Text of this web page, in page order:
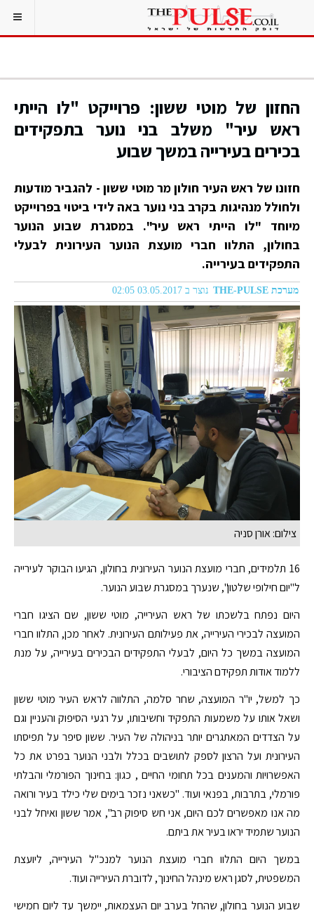
החזון של מוטי ששון: פרוייקט "לו הייתי
ראש עיר" משלב בני נוער בתפקידים
בכירים בעירייה במשך שבוע
חזונו של ראש העיר חולון מר מוטי ששון - להגביר מודעות
ולחולל מנהיגות בקרב בני נוער באה לידי ביטוי בפרוייקט
מיוחד "לו הייתי ראש עיר". במסגרת שבוע הנוער
בחולון, התלוו חברי מועצת הנוער העירונית לבעלי
התפקידים בעירייה.
מערכת THE-PULSE נוצר ב 03.05.2017 02:05
צילום: אורן סניה
16 תלמידים, חברי מועצת הנוער העירונית בחולון, הגיעו הבוקר לעירייה
ל"יום חילופי שלטון", שנערך במסגרת שבוע הנוער.
היום נפתח בלשכתו של ראש העירייה, מוטי ששון, שם הציגו חברי
המועצה לבכירי העירייה, את פעילותם העירונית. לאחר מכן, התלוו חברי
המועצה במשך כל היום, לבעלי התפקידים הבכירים בעירייה, על מנת
ללמוד אודות תפקידם הציבורי.
כך למשל, יו"ר המועצה, שחר סלמה, התלווה לראש העיר מוטי ששון
ושאל אותו על משמעות התפקיד וחשיבותו, על רגעי הסיפוק והעניין וגם
על הצדדים המאתגרים יותר בניהולה של העיר. ששון סיפר על תפיסתו
העירונית ועל הרצון לספק לתושבים בכלל ולבני הנוער בפרט את כל
האפשרויות והמענים בכל תחומי החיים , כגון: בחינוך הפורמלי והבלתי
פורמלי, בתרבות, בפנאי ועוד. "כשאני נזכר בימים שלי כילד בעיר ורואה
מה אנו מאפשרים לכם היום, אני חש סיפוק רב", אמר ששון ואיחל לבני
הנוער שתמיד יראו בעיר את ביתם.
במשך היום התלוו חברי מועצת הנוער למנכ"ל העירייה, ליועצת
המשפטית, לסגן ראש מינהל החינוך, לדוברת העירייה ועוד.
שבוע הנוער בחולון, שהחל בערב יום העצמאות, יימשך עד ליום חמישי